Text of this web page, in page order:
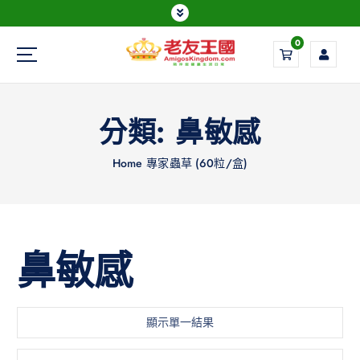
Everything is possible
0
分類: 鼻敏感
Home 專家蟲草 (60粒/盒)
鼻敏感
顯示單一結果